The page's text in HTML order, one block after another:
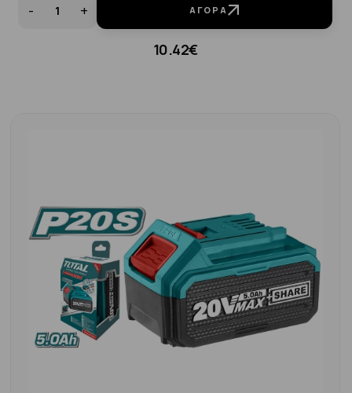
- + ΑΓΟΡΆ
10.42€